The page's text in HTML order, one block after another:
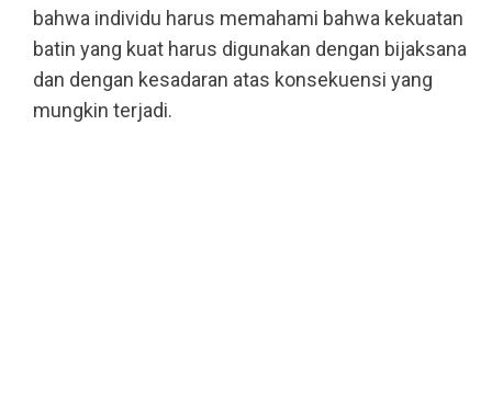
bahwa individu harus memahami bahwa kekuatan
batin yang kuat harus digunakan dengan bijaksana
dan dengan kesadaran atas konsekuensi yang
mungkin terjadi.